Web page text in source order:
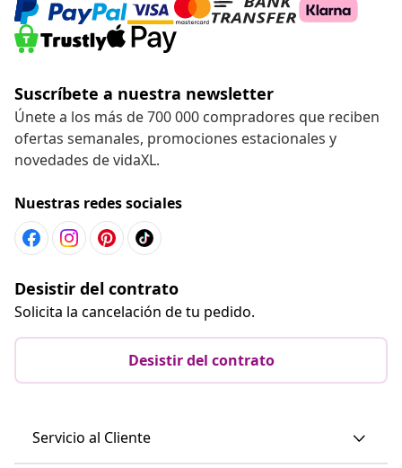
Suscríbete a nuestra newsletter
Únete a los más de 700 000 compradores que reciben
ofertas semanales, promociones estacionales y
novedades de vidaXL.
Nuestras redes sociales
Desistir del contrato
Solicita la cancelación de tu pedido.
Desistir del contrato
Servicio al Cliente